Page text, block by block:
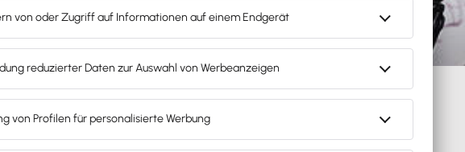
Rechnungen